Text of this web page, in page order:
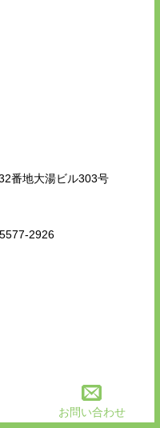
番地大湯ビル303号
2926
水、神田、秋葉原
お問い合わせ